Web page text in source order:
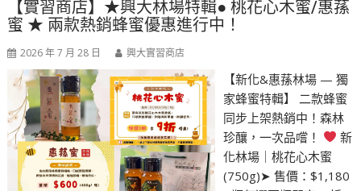
【實習商店】★興大林場特輯● 桃花心木蜜/惠蓀
蜜 ★ 兩款熱銷蜂蜜優惠進行中！
2026 年 7 月 28 日 興大實習商店
【新化&惠蓀林場 — 獨
家蜂蜜特輯】 二款蜂蜜
同步上架熱銷中！森林
珍釀，一次品嚐！
新
化林場｜桃花心木蜜
(750g)➤ 售價：$1,180